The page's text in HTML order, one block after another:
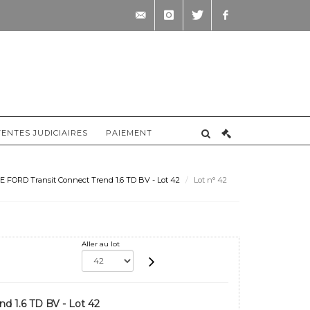
JUDICIAIRES PAIEMENT
FORD Transit Connect Trend 1.6 TD BV - Lot 42 Lot n° 42
Aller au lot
1.6 TD BV - Lot 42